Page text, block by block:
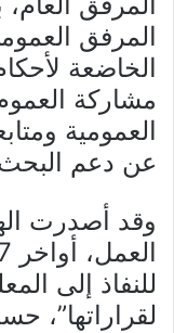
المرفق
الخاضعة
مشاركة
العمومية
عن دعم
وقد أصدرت
للنفاذ إلى
لقراراتها”،